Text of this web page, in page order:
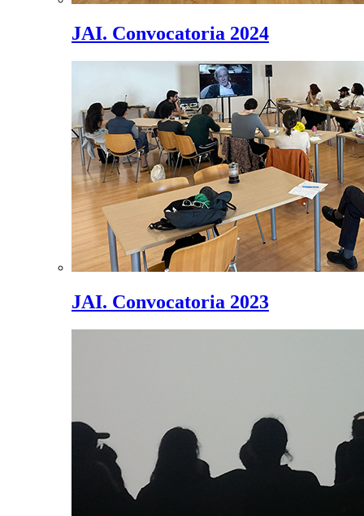
JAI. Convocatoria 2024
JAI. Convocatoria 2023